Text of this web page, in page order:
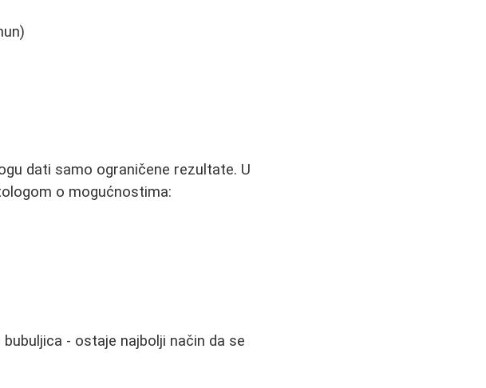
dati samo ograničene rezultate. U
o mogućnostima:
- ostaje najbolji način da se